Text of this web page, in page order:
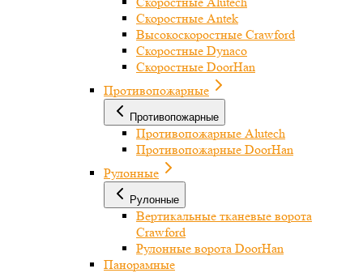
Скоростные Antek
Высокоскоростные Crawford
Скоростные Dynaco
Скоростные DoorHan
Противопожарные
Противопожарные
Противопожарные Alutech
Противопожарные DoorHan
Рулонные
Рулонные
Вертикальные тканевые ворота
Crawford
Рулонные ворота DoorHan
Панорамные